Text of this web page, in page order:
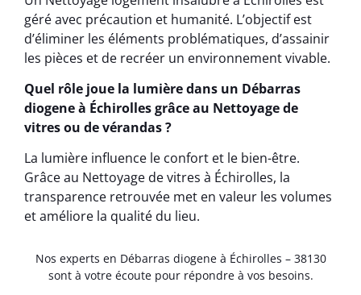
géré avec précaution et humanité. L’objectif est
d’éliminer les éléments problématiques, d’assainir
les pièces et de recréer un environnement vivable.
Quel rôle joue la lumière dans un Débarras
diogene à Échirolles grâce au Nettoyage de
vitres ou de vérandas ?
La lumière influence le confort et le bien-être.
Grâce au Nettoyage de vitres à Échirolles, la
transparence retrouvée met en valeur les volumes
et améliore la qualité du lieu.
Nos experts en Débarras diogene à Échirolles – 38130
sont à votre écoute pour répondre à vos besoins.